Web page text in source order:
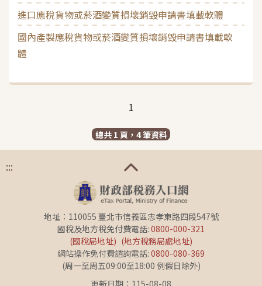
進口應稅貨物或菸酒變質損壞銷毀申請書填載軟體
國內產製應稅貨物或菸酒變質損壞銷毀申請書填載軟
體
1
總共 1 頁，4 筆資料
:::
地址：110055 臺北市信義區忠孝東路四段547號
國稅及地方稅免付費電話: 0800-000-321
(國稅局地址) (地方稅務局處地址)
網站操作免付費諮詢電話: 0800-080-369
(周一至周五09:00至18:00 例假日除外)
更新日期：115-08-08